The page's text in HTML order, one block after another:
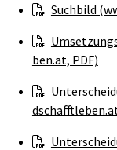
Suchbild
ben.at, PDF)